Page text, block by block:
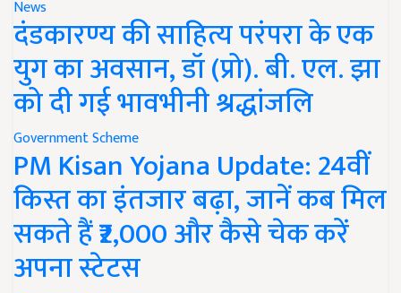
News
दंडकारण्य की साहित्य परंपरा के एक
युग का अवसान, डॉ (प्रो). बी. एल. झा
को दी गई भावभीनी श्रद्धांजलि
Government Scheme
PM Kisan Yojana Update: 24वीं
किस्त का इंतजार बढ़ा, जानें कब मिल
सकते हैं ₹2,000 और कैसे चेक करें
अपना स्टेटस